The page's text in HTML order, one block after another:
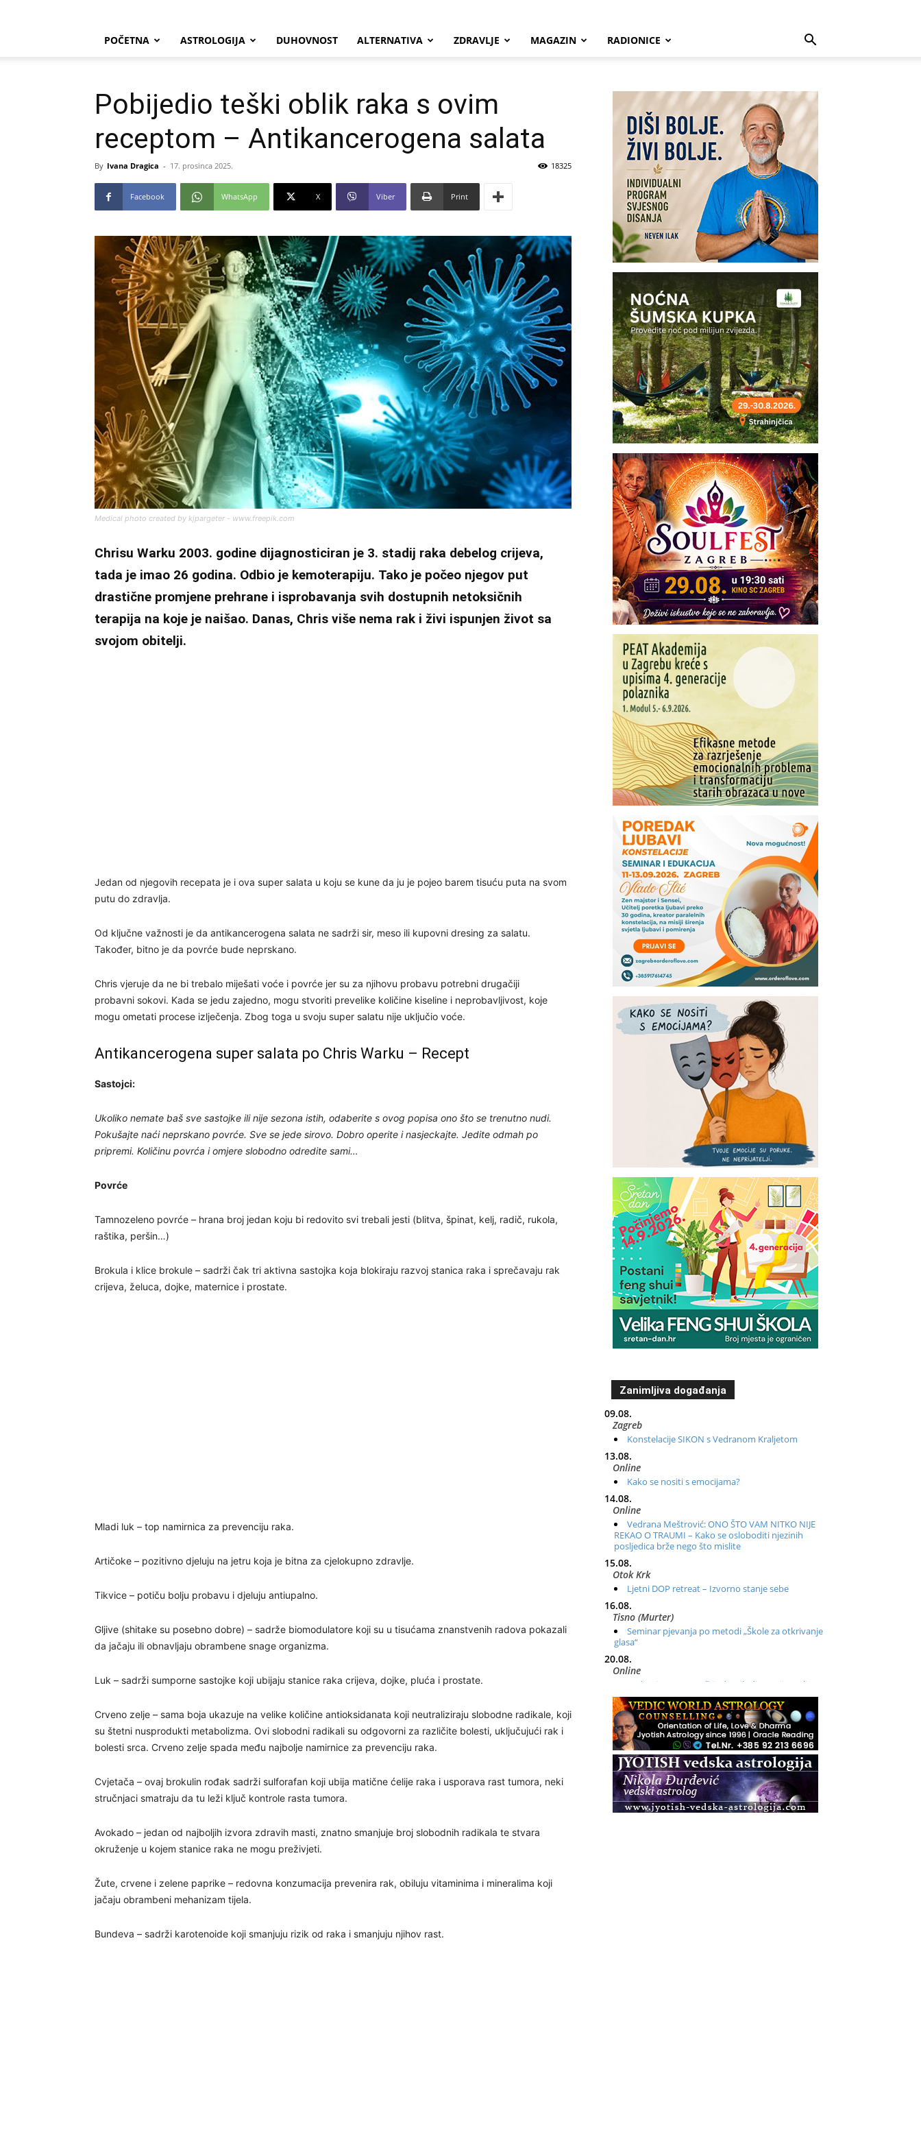
POČETNA ASTROLOGIJA DUHOVNOST ALTERNATIVA ZDRAVLJE MAGAZIN RADIONICE
Pobijedio teški oblik raka s ovim
receptom – Antikancerogena salata
By Ivana Dragica - 17. prosinca 2025. 18325
Facebook WhatsApp X Viber Print
Medical photo created by kjpargeter - www.freepik.com
Chrisu Warku 2003. godine dijagnosticiran je 3. stadij raka debelog crijeva,
tada je imao 26 godina. Odbio je kemoterapiju. Tako je počeo njegov put
drastične promjene prehrane i isprobavanja svih dostupnih netoksičnih
terapija na koje je naišao. Danas, Chris više nema rak i živi ispunjen život sa
svojom obitelji.
Jedan od njegovih recepata je i ova super salata u koju se kune da ju je pojeo barem tisuću puta na svom
putu do zdravlja.
Od ključne važnosti je da antikancerogena salata ne sadrži sir, meso ili kupovni dresing za salatu.
Također, bitno je da povrće bude neprskano.
Chris vjeruje da ne bi trebalo miješati voće i povrće jer su za njihovu probavu potrebni drugačiji
probavni sokovi. Kada se jedu zajedno, mogu stvoriti prevelike količine kiseline i neprobavljivost, koje
mogu ometati procese izlječenja. Zbog toga u svoju super salatu nije uključio voće.
Antikancerogena super salata po Chris Warku – Recept
Sastojci:
Ukoliko nemate baš sve sastojke ili nije sezona istih, odaberite s ovog popisa ono što se trenutno nudi.
Pokušajte naći neprskano povrće. Sve se jede sirovo. Dobro operite i nasjeckajte. Jedite odmah po
pripremi. Količinu povrća i omjere slobodno odredite sami…
Povrće
Tamnozeleno povrće – hrana broj jedan koju bi redovito svi trebali jesti (blitva, špinat, kelj, radič, rukola,
raštika, peršin…)
Brokula i klice brokule – sadrži čak tri aktivna sastojka koja blokiraju razvoj stanica raka i sprečavaju rak
crijeva, želuca, dojke, maternice i prostate.
Mladi luk – top namirnica za prevenciju raka.
Artičoke – pozitivno djeluju na jetru koja je bitna za cjelokupno zdravlje.
Tikvice – potiču bolju probavu i djeluju antiupalno.
Gljive (shitake su posebno dobre) – sadrže biomodulatore koji su u tisućama znanstvenih radova pokazali
da jačaju ili obnavljaju obrambene snage organizma.
Luk – sadrži sumporne sastojke koji ubijaju stanice raka crijeva, dojke, pluća i prostate.
Crveno zelje – sama boja ukazuje na velike količine antioksidanata koji neutraliziraju slobodne radikale, koji
su štetni nusprodukti metabolizma. Ovi slobodni radikali su odgovorni za različite bolesti, uključujući rak i
bolesti srca. Crveno zelje spada među najbolje namirnice za prevenciju raka.
Cvjetača – ovaj brokulin rođak sadrži sulforafan koji ubija matične ćelije raka i usporava rast tumora, neki
stručnjaci smatraju da tu leži ključ kontrole rasta tumora.
Avokado – jedan od najboljih izvora zdravih masti, znatno smanjuje broj slobodnih radikala te stvara
okruženje u kojem stanice raka ne mogu preživjeti.
Žute, crvene i zelene paprike – redovna konzumacija prevenira rak, obiluju vitaminima i mineralima koji
jačaju obrambeni mehanizam tijela.
Bundeva – sadrži karotenoide koji smanjuju rizik od raka i smanjuju njihov rast.
Zanimljiva događanja
09.08.
Zagreb
Konstelacije SIKON s Vedranom Kraljetom
13.08.
Online
Kako se nositi s emocijama?
14.08.
Online
Vedrana Meštrović: ONO ŠTO VAM NITKO NIJE
REKAO O TRAUMI – Kako se osloboditi njezinih
posljedica brže nego što mislite
15.08.
Otok Krk
Ljetni DOP retreat – Izvorno stanje sebe
16.08.
Tisno (Murter)
Seminar pjevanja po metodi „Škole za otkrivanje
glasa“
20.08.
Online
Radionica: Pomagači iz drugih dimenzija Online –
otvoreno za sve
21.08.
Zagreb+Online
Osnovni ThetaHealing® tečaj, Zagreb i Online
22.08.
Pula
Access BARS®, otpusti stres
23.08.
Pula